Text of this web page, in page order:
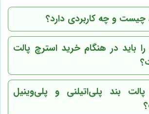
چیست و چه کاربردی دارد؟
باید در هنگام خرید استرچ پالت
بند پلی‌اتیلنی و پلی‌وینیل